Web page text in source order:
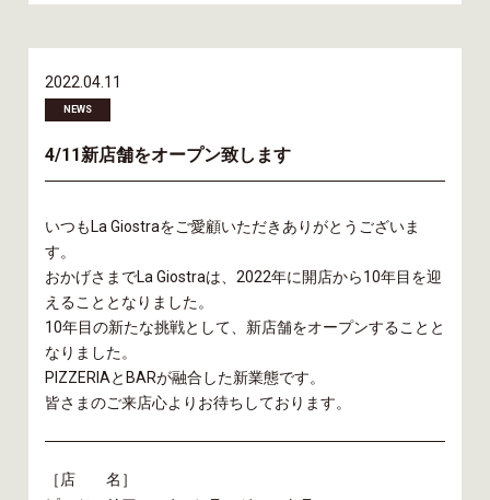
2022.04.11
NEWS
4/11新店舗をオープン致します
いつもLa Giostraをご愛顧いただきありがとうございま
す。
おかげさまでLa Giostraは、2022年に開店から10年目を迎
えることとなりました。
10年目の新たな挑戦として、新店舗をオープンすることと
なりました。
PIZZERIAとBARが融合した新業態です。
皆さまのご来店心よりお待ちしております。
［店 名］